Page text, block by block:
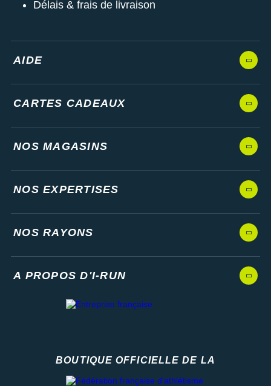
Délais & frais de livraison
AIDE
CARTES CADEAUX
NOS MAGASINS
NOS EXPERTISES
NOS RAYONS
A PROPOS D'I-RUN
BOUTIQUE OFFICIELLE DE LA